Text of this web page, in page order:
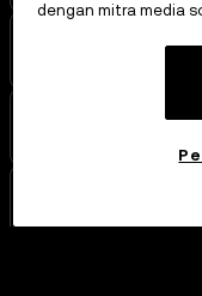
dengan mitra media